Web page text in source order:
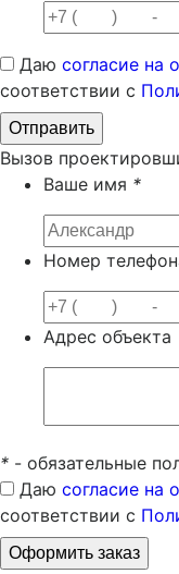
Даю согласие на
соответствии с
Вызов
Ваше имя *
Номер
Адрес объекта
* - обязательные
Даю согласие на
соответствии с